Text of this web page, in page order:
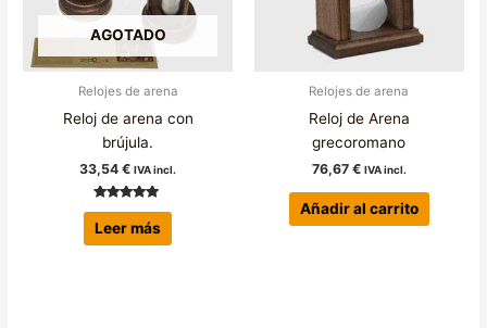
AGOTADO
Relojes de arena
Reloj de arena con
brújula.
33,54€ IVA incl.
Valorado con
de 5
Leer más
Relojes de arena
Reloj de Arena
grecoromano
76,67 € IVA incl.
Añadir al carrito